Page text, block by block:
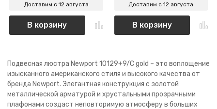
Доставим с 12 августа
В корзину
Доставим с 12 августа
В корзину
Подвесная люстра Newport 10129+9/C gold – это воплощение
изысканного американского стиля и высокого качества от
бренда Newport. Элегантная конструкция с золотой
металлической арматурой и хрустальными прозрачными
плафонами создаст неповторимую атмосферу в больших